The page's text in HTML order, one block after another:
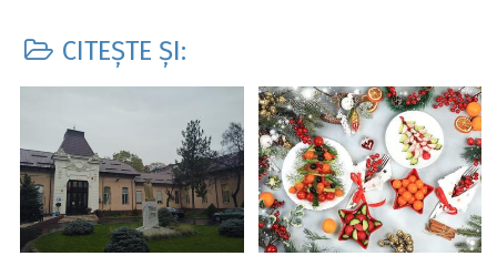
CITEȘTE ȘI: